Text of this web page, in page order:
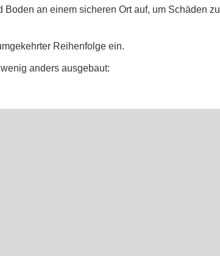
an einem sicheren Ort auf, um Schäden zu
Reihenfolge ein.
anders ausgebaut: